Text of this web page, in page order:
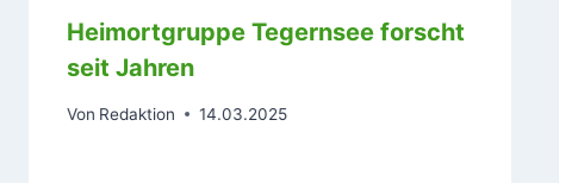
Heimortgruppe Tegernsee forscht
seit Jahren
Von Redaktion 14.03.2025